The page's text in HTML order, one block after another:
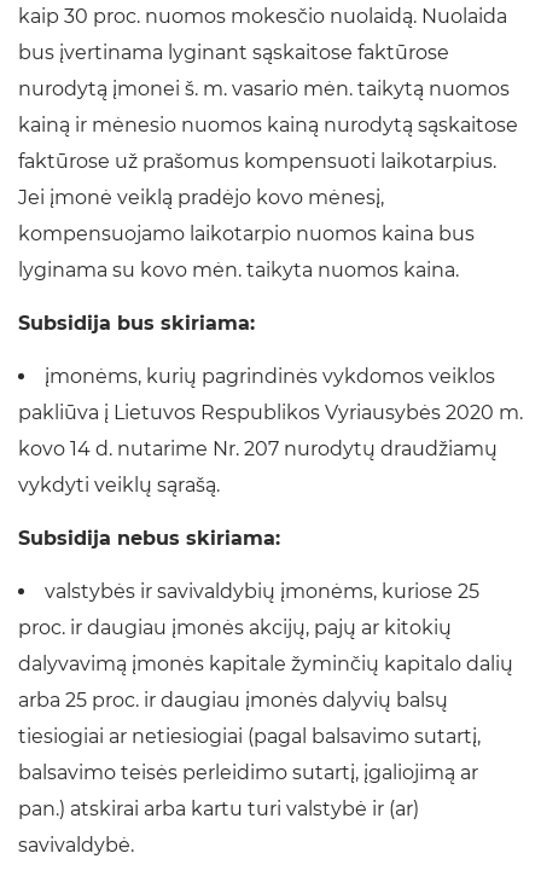
kaip 30 proc. nuomos mokesčio nuolaidą. Nuolaida
bus įvertinama lyginant sąskaitose faktūrose
nurodytą įmonei š. m. vasario mėn. taikytą nuomos
kainą ir mėnesio nuomos kainą nurodytą sąskaitose
faktūrose už prašomus kompensuoti laikotarpius.
Jei įmonė veiklą pradėjo kovo mėnesį,
kompensuojamo laikotarpio nuomos kaina bus
lyginama su kovo mėn. taikyta nuomos kaina.
Subsidija bus skiriama:
įmonėms, kurių pagrindinės vykdomos veiklos
pakliūva į Lietuvos Respublikos Vyriausybės 2020 m.
kovo 14 d. nutarime Nr. 207 nurodytų draudžiamų
vykdyti veiklų sąrašą.
Subsidija nebus skiriama:
valstybės ir savivaldybių įmonėms, kuriose 25
proc. ir daugiau įmonės akcijų, pajų ar kitokių
dalyvavimą įmonės kapitale žyminčių kapitalo dalių
arba 25 proc. ir daugiau įmonės dalyvių balsų
tiesiogiai ar netiesiogiai (pagal balsavimo sutartį,
balsavimo teisės perleidimo sutartį, įgaliojimą ar
pan.) atskirai arba kartu turi valstybė ir (ar)
savivaldybė.